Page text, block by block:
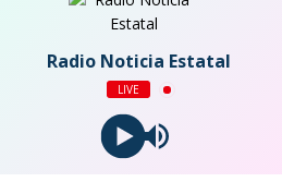
Radio Noticia Estatal
LIVE